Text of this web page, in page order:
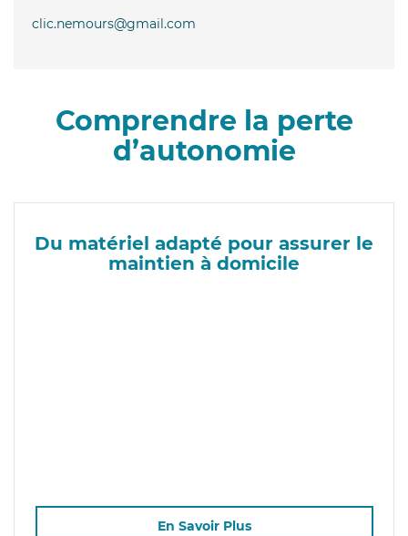
clic.nemours@gmail.com
Comprendre la perte
d’autonomie
Du matériel adapté pour assurer le
maintien à domicile
En Savoir Plus